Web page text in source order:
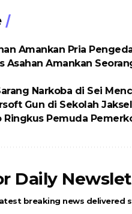
Amankan Pria
Asahan Amankan
Narkoba di Sei
Gun di Sekolah
Ringkus Pemuda
Daily
breaking news delivered